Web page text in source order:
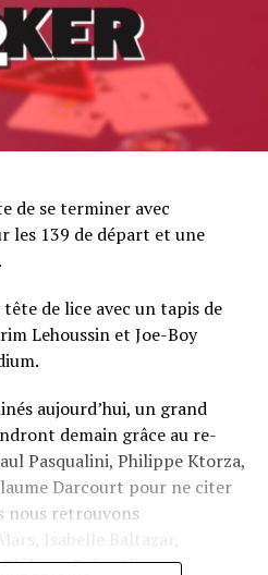
de se terminer avec
les 139 de départ et une
de lice avec un tapis de
Lehoussin et Joe-Boy
aujourd’hui, un grand
demain grâce au re-
Pasqualini, Philippe Ktorza,
Darcourt pour ne citer
nous retrouvons
Rohr, Slimane